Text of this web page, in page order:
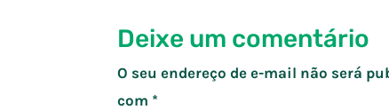
Deixe um comentário
O seu endereço de e-mail não será
com *